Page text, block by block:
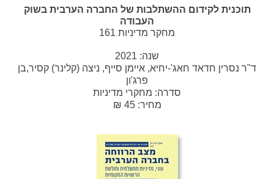
תוכנית לקידום ההשתלבות של החברה הערבית בשוק
העבודה
מחקר מדיניות 161
שנה: 2021
ד"ר נסרין חדאד חאג'-יחיא, איימן סייף, ניצה (קלינר) קסיר,בן
פרג'ון
סדרה: מחקרי מדיניות
מחיר: 45 ₪